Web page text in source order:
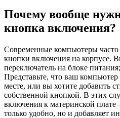
Почему вообще
кнопка включения?
Современные компьютеры часто
кнопки включения на корпусе.
переключатель на блоке
Представьте, что ваш
месте, или вы хотите добавить
собственной кнопкой. В этих
включения к материнской
только удобно, но и добавляет